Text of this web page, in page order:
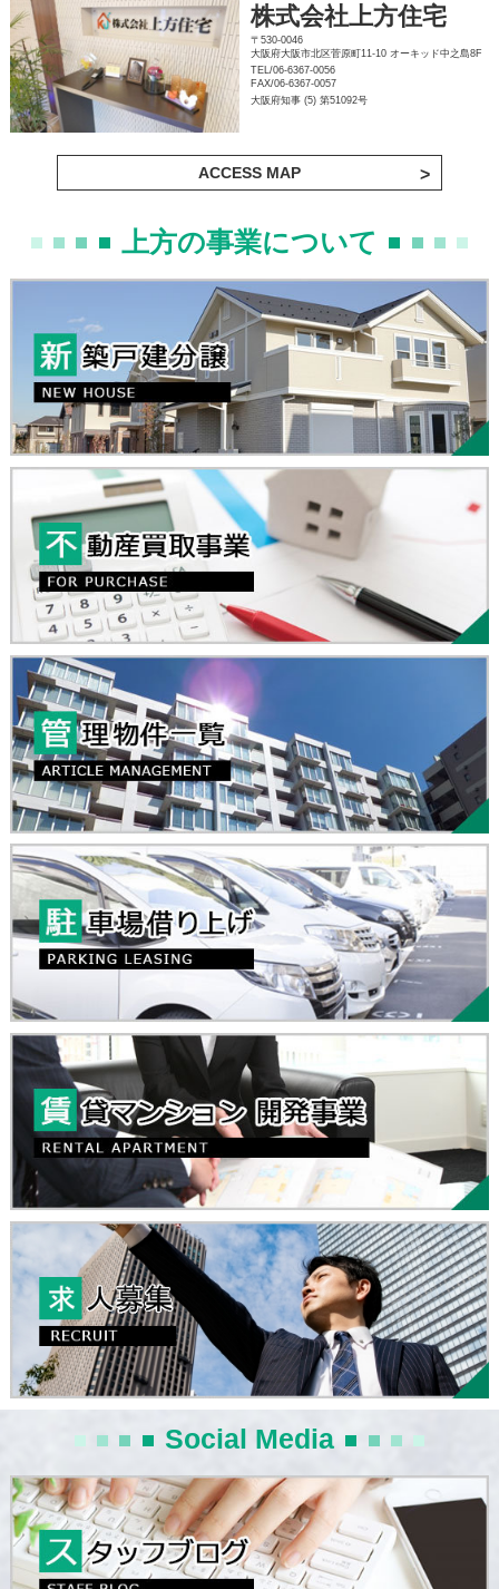
株式会社上方住宅
〒530-0046
大阪府大阪市北区菅原町11-10 オーキッド中之島8F
TEL/06-6367-0056
FAX/06-6367-0057
大阪府知事 (5) 第51092号
ACCESS MAP
上方の事業について
Social Media